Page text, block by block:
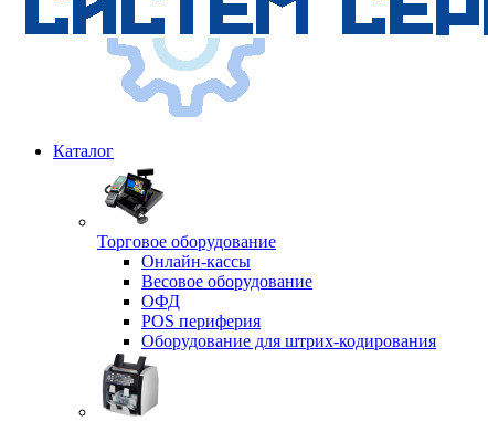
Каталог
Торговое оборудование
Онлайн-кассы
Весовое оборудование
ОФД
POS периферия
Оборудование для штрих-кодирования